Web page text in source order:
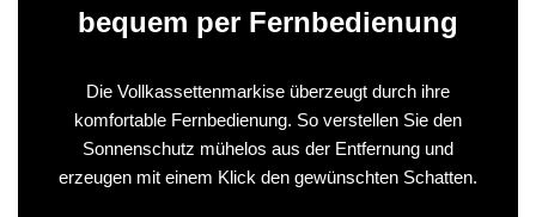
bequem per Fernbedienung
Die Vollkassettenmarkise überzeugt durch ihre
komfortable Fernbedienung. So verstellen Sie den
Sonnenschutz mühelos aus der Entfernung und
erzeugen mit einem Klick den gewünschten Schatten.